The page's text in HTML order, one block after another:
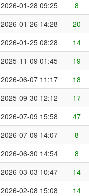
2026-01-28 09:25 8
2026-01-26 14:28 20
2026-01-25 08:28 14
2025-11-09 01:45 19
2026-06-07 11:17 18
2025-09-30 12:12 17
2026-07-09 15:58 47
2026-07-09 14:07 8
2026-06-30 14:54 8
2026-03-03 10:47 14
2026-02-08 15:08 14